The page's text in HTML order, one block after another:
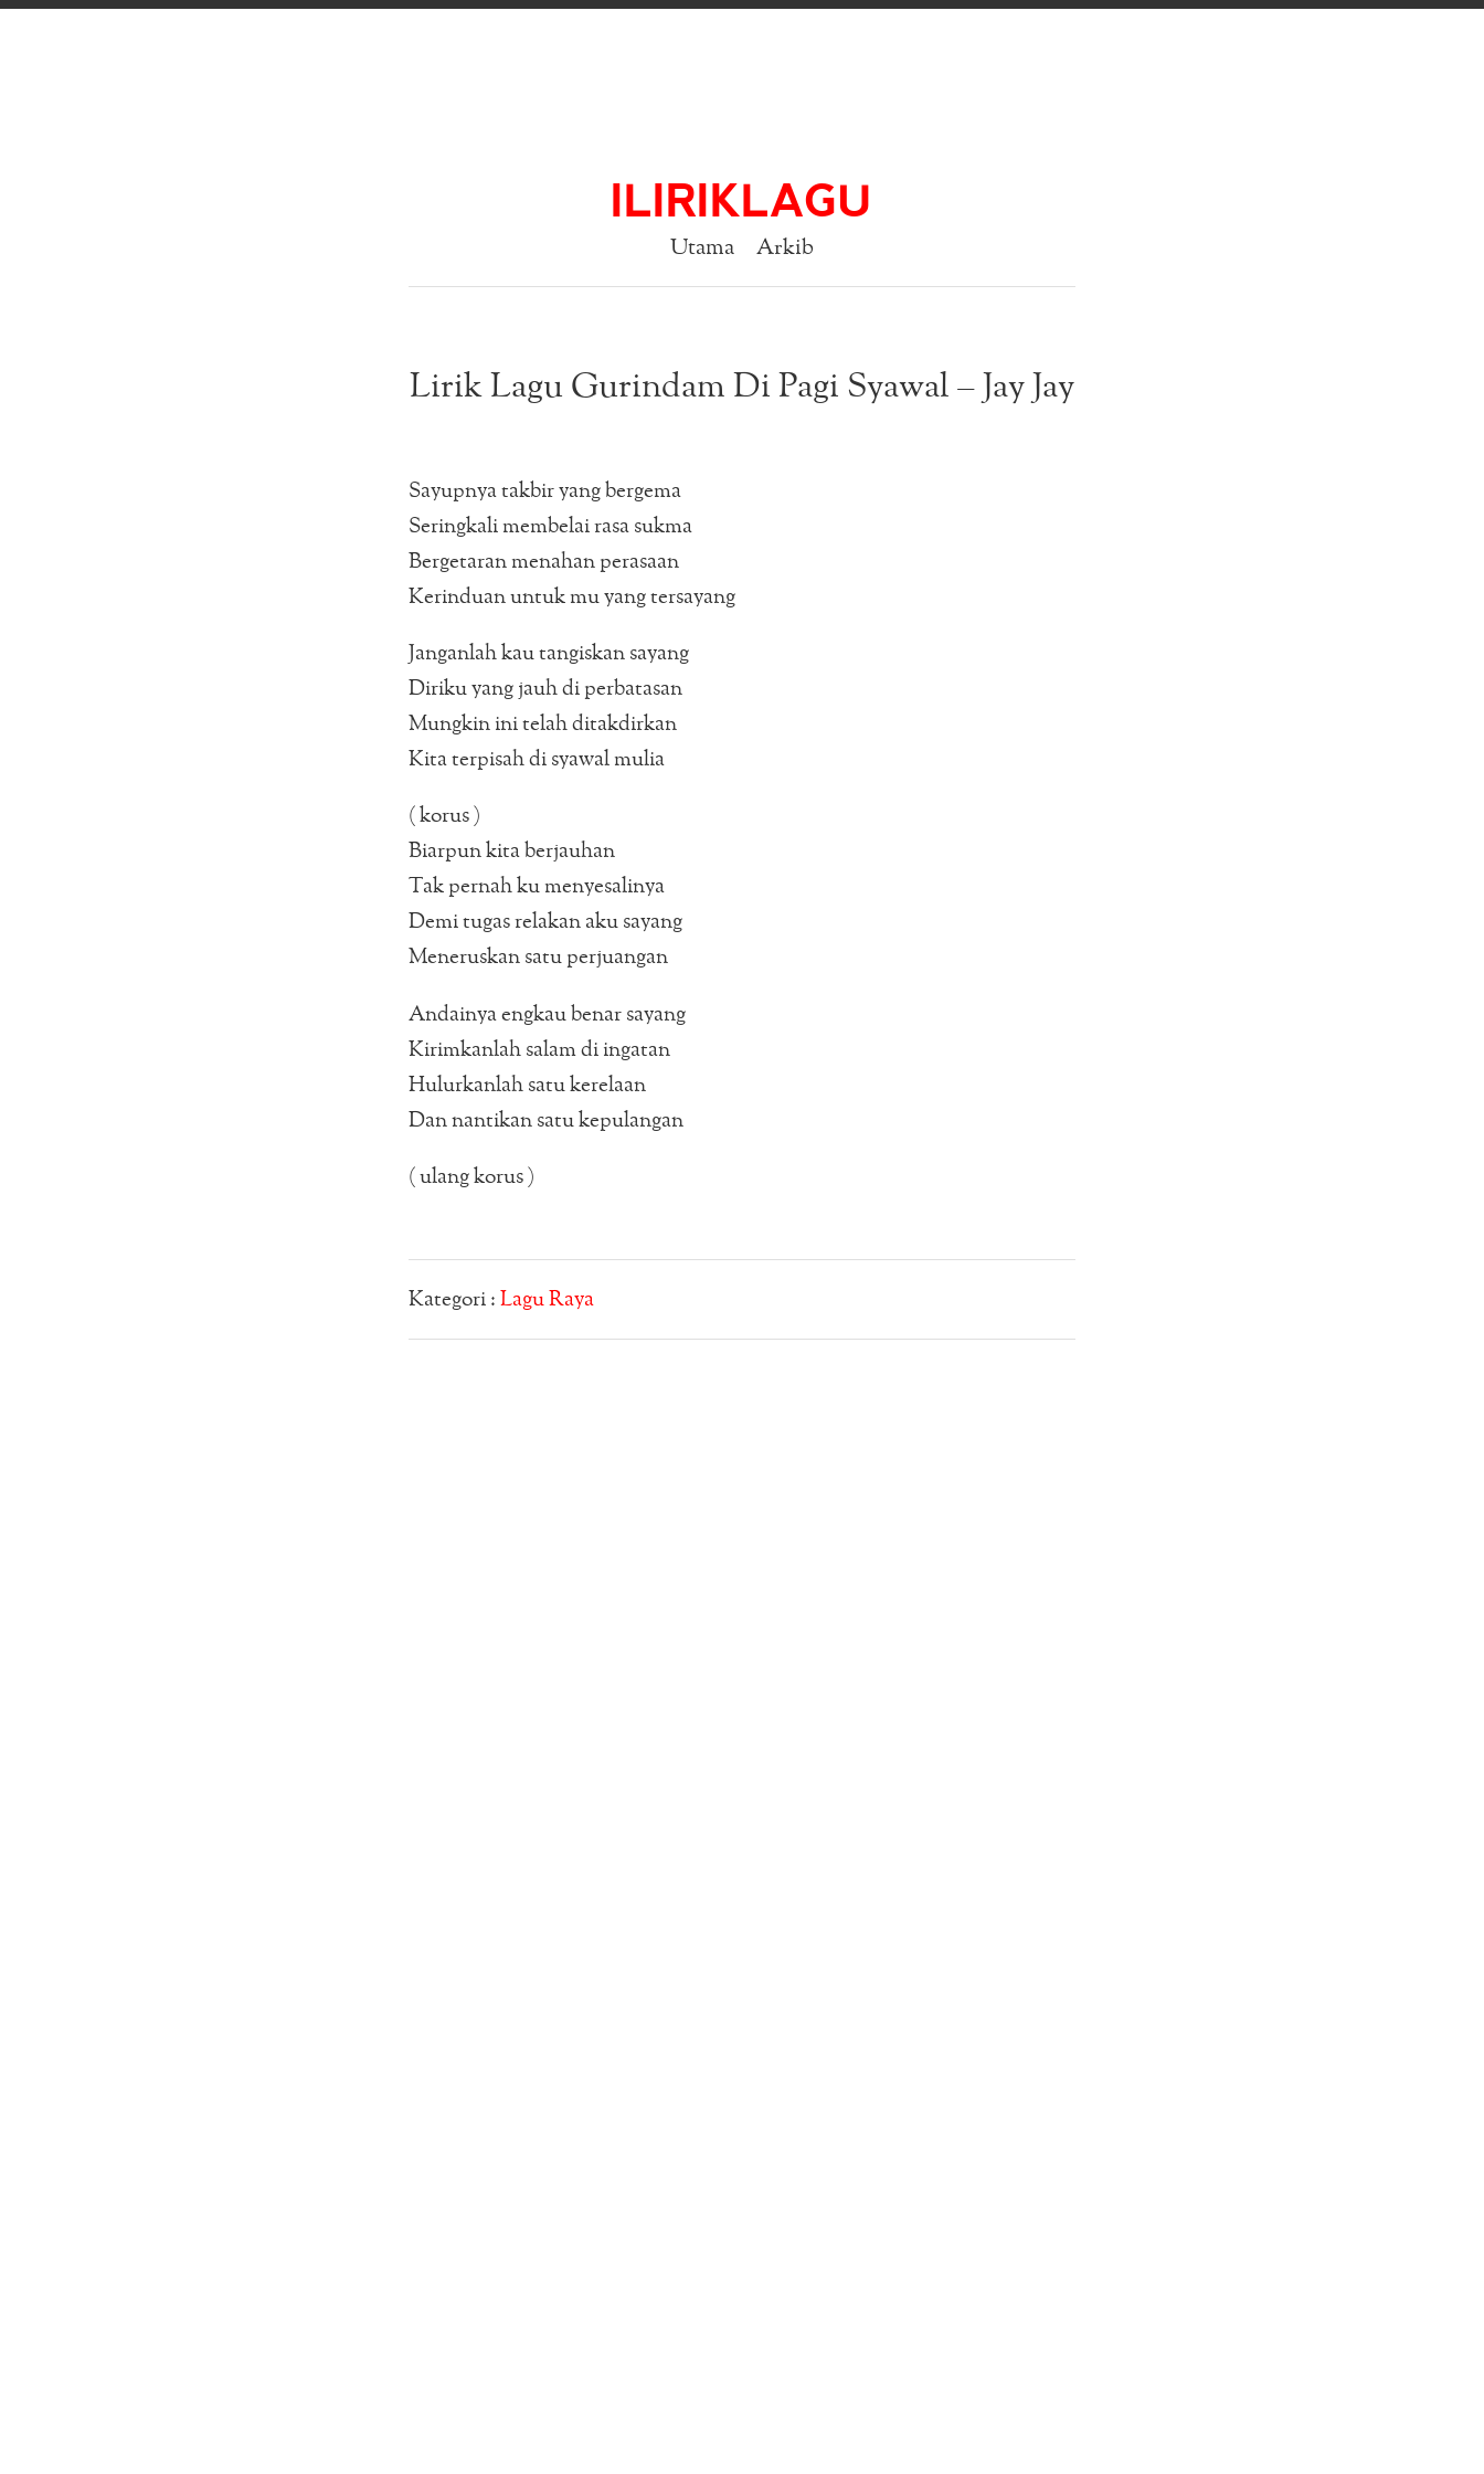
ILIRIKLAGU
Utama Arkib
Lirik Lagu Gurindam Di Pagi Syawal – Jay Jay
Sayupnya takbir yang bergema
Seringkali membelai rasa sukma
Bergetaran menahan perasaan
Kerinduan untuk mu yang tersayang
Janganlah kau tangiskan sayang
Diriku yang jauh di perbatasan
Mungkin ini telah ditakdirkan
Kita terpisah di syawal mulia
( korus )
Biarpun kita berjauhan
Tak pernah ku menyesalinya
Demi tugas relakan aku sayang
Meneruskan satu perjuangan
Andainya engkau benar sayang
Kirimkanlah salam di ingatan
Hulurkanlah satu kerelaan
Dan nantikan satu kepulangan
( ulang korus )
Kategori : Lagu Raya